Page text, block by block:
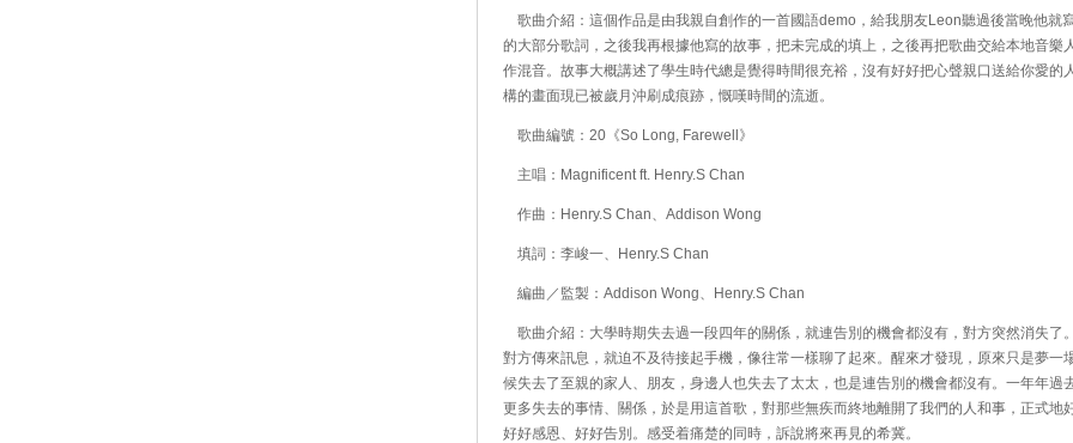
歌曲介紹：這個作品是由我親自創作的一首國語demo，給我朋友Leon聽過後當晚他就
的大部分歌詞，之後我再根據他寫的故事，把未完成的填上，之後再把歌曲交給本地音樂
作混音。故事大概講述了學生時代總是覺得時間很充裕，沒有好好把心聲親口送給你愛的
構的畫面現已被歲月沖刷成痕跡，慨嘆時間的流逝。
歌曲編號：20《So Long, Farewell》
主唱：Magnificent ft. Henry.S Chan
作曲：Henry.S Chan、Addison Wong
填詞：李峻一、Henry.S Chan
編曲／監製：Addison Wong、Henry.S Chan
歌曲介紹：大學時期失去過一段四年的關係，就連告別的機會都沒有，對方突然消失了
對方傳來訊息，就迫不及待接起手機，像往常一樣聊了起來。醒來才發現，原來只是夢一
候失去了至親的家人、朋友，身邊人也失去了太太，也是連告別的機會都沒有。一年年過
更多失去的事情、關係，於是用這首歌，對那些無疾而終地離開了我們的人和事，正式地
好好感恩、好好告別。感受着痛楚的同時，訴說將來再見的希冀。